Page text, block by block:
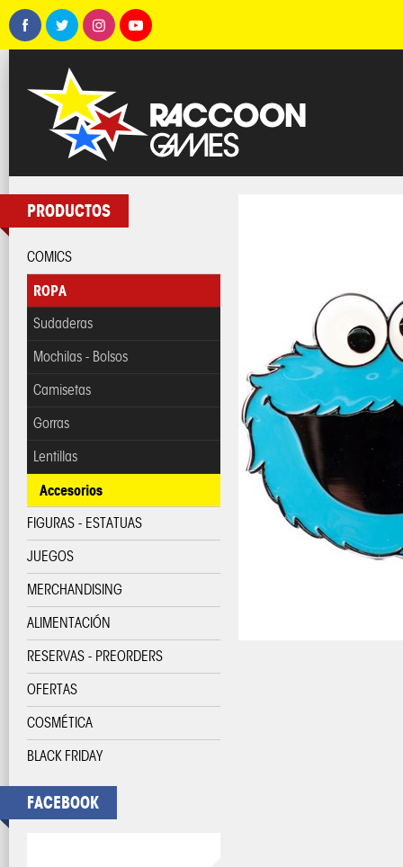
PRODUCTOS
COMICS
ROPA
Sudaderas
Mochilas - Bolsos
Camisetas
Gorras
Lentillas
Accesorios
FIGURAS - ESTATUAS
JUEGOS
MERCHANDISING
ALIMENTACIÓN
RESERVAS - PREORDERS
OFERTAS
COSMÉTICA
BLACK FRIDAY
FACEBOOK